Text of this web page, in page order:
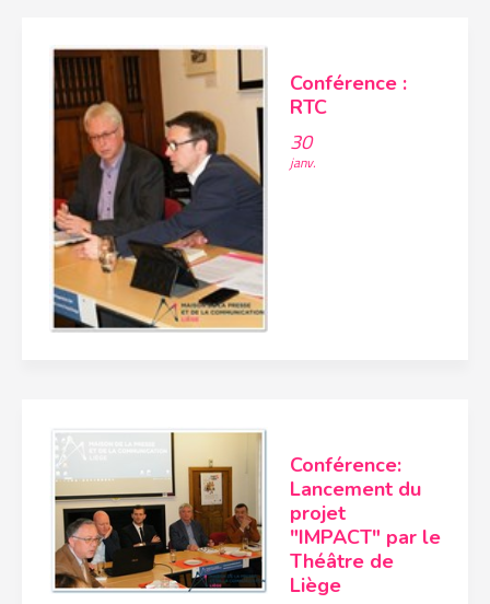
Conférence :
RTC
30
janv.
Conférence:
Lancement du
projet
"IMPACT" par le
Théâtre de
Liège